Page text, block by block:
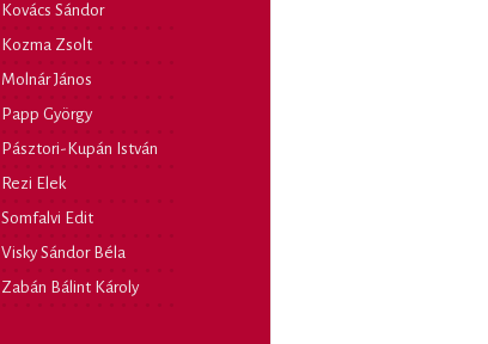
Kovács Sándor
Kozma Zsolt
Molnár János
Papp György
Pásztori-Kupán István
Rezi Elek
Somfalvi Edit
Visky Sándor Béla
Zabán Bálint Károly